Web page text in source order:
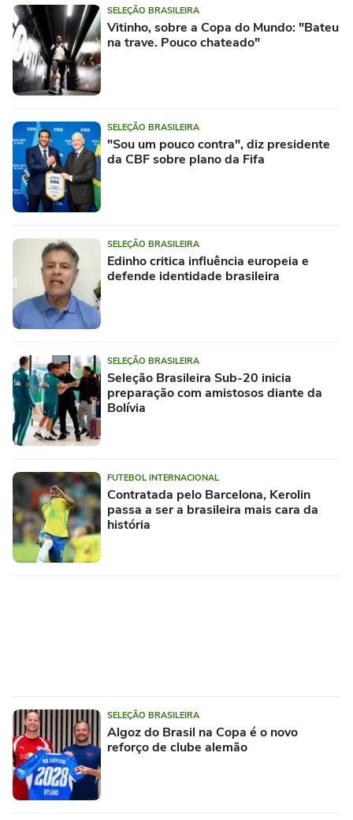
SELEÇÃO BRASILEIRA
Vitinho, sobre a Copa do Mundo: "Bateu
na trave. Pouco chateado"
SELEÇÃO BRASILEIRA
"Sou um pouco contra", diz presidente
da CBF sobre plano da Fifa
SELEÇÃO BRASILEIRA
Edinho critica influência europeia e
defende identidade brasileira
SELEÇÃO BRASILEIRA
Seleção Brasileira Sub-20 inicia
preparação com amistosos diante da
Bolívia
FUTEBOL INTERNACIONAL
Contratada pelo Barcelona, Kerolin
passa a ser a brasileira mais cara da
história
SELEÇÃO BRASILEIRA
Algoz do Brasil na Copa é o novo
reforço de clube alemão